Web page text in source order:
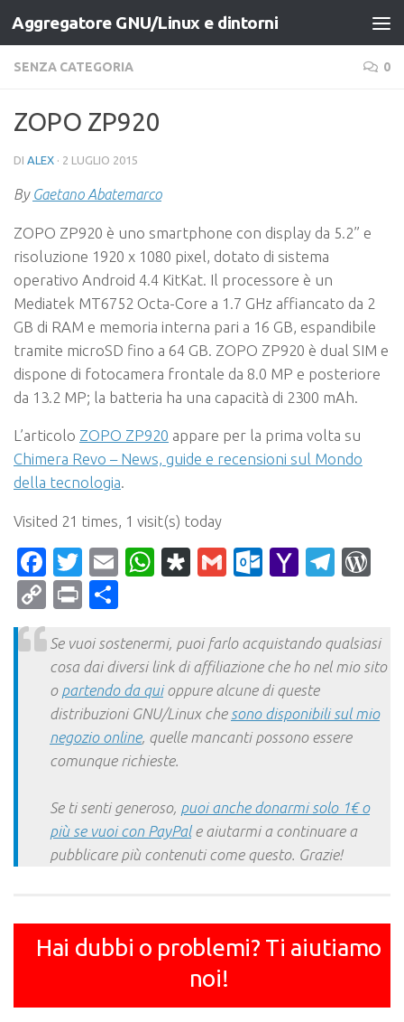
Salta al contenuto
Aggregatore GNU/Linux e dintorni
SENZA CATEGORIA 0
ZOPO ZP920
DI ALEX · 2 LUGLIO 2015
By Gaetano Abatemarco
ZOPO ZP920 è uno smartphone con display da 5.2” e
risoluzione 1920 x 1080 pixel, dotato di sistema
operativo Android 4.4 KitKat. Il processore è un
Mediatek MT6752 Octa-Core a 1.7 GHz affiancato da 2
GB di RAM e memoria interna pari a 16 GB, espandibile
tramite microSD fino a 64 GB. ZOPO ZP920 è dual SIM e
dispone di fotocamera frontale da 8.0 MP e posteriore
da 13.2 MP; la batteria ha una capacità di 2300 mAh.
L’articolo ZOPO ZP920 appare per la prima volta su
Chimera Revo – News, guide e recensioni sul Mondo
della tecnologia.
Visited 21 times, 1 visit(s) today
Facebook
Twitter
EmailWhatsApp
Diaspora
Gmail Yahoo
CopyPrint
Se vuoi sostenermi, puoi farlo acquistando qualsiasi
cosa dai diversi link di affiliazione che ho nel mio sito
o partendo da quioppure alcune di queste
distribuzioni GNU/Linux che sono disponibili sul mio
negozio online, quelle mancanti possono essere
comunque richieste.
Se ti senti generoso, puoi anche donarmi solo 1€ o
più se vuoi con PayPale aiutarmi a continuare a
pubblicare più contenuti come questo. Grazie!
Hai dubbi o problemi? Ti aiutiamo
noi!